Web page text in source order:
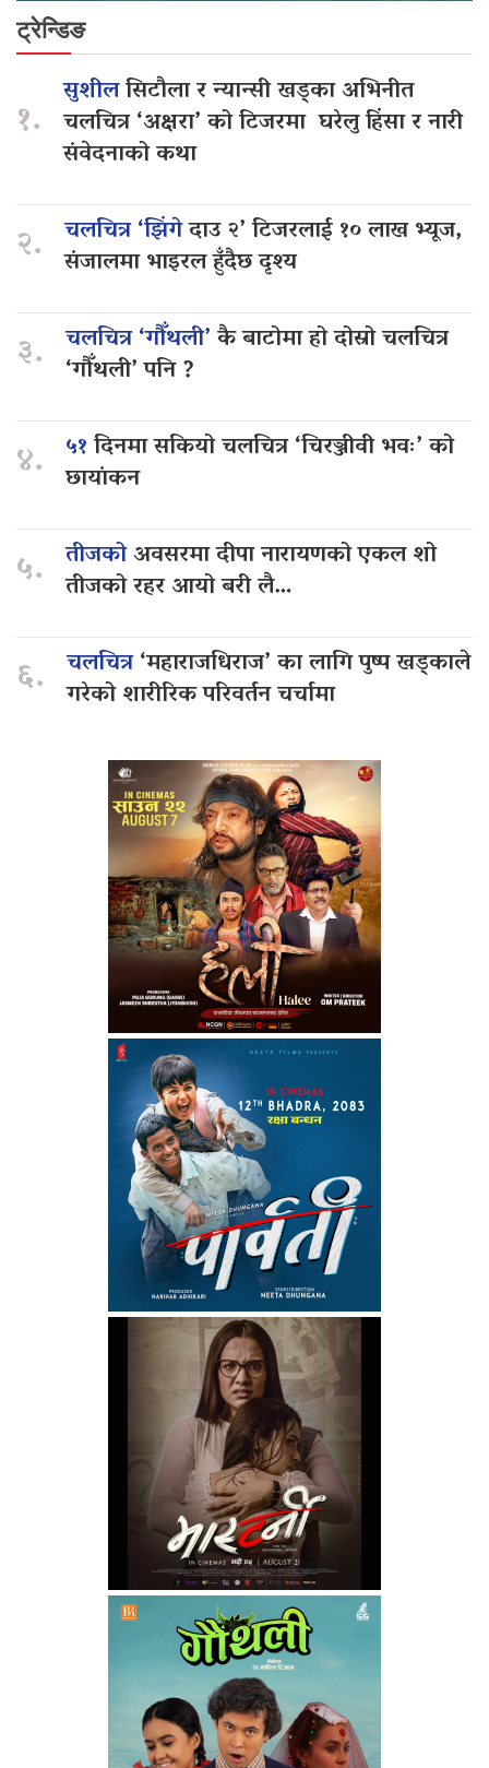
ट्रेन्डिङ
१.
सुशीलसिटौला र न्यान्सी खड्का अभिनीत
चलचित्र ‘अक्षरा’ को टिजरमा घरेलु हिंसा र नारी
संवेदनाको कथा
२. चलचित्र ‘झिंगेदाउ २’ टिजरलाई १० लाख भ्यूज,
संजालमा भाइरल हुँदैछ दृश्य
३. चलचित्र ‘गौँथली’कै बाटोमा हो दोस्रो चलचित्र
‘गौँथली’ पनि ?
४. ५१दिनमा सकियो चलचित्र ‘चिरञ्जीवी भवः’ को
छायांकन
५. तीजकोअवसरमा दीपा नारायणको एकल शो
तीजको रहर आयो बरी लै…
६. चलचित्र‘महाराजधिराज’ का लागि पुष्प खड्काले
गरेको शारीरिक परिवर्तन चर्चामा